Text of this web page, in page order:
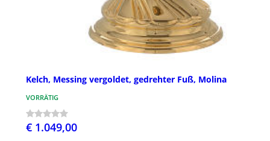
Kelch, Messing vergoldet, gedrehter Fuß, Molina
VORRÄTIG
€ 1.049,00